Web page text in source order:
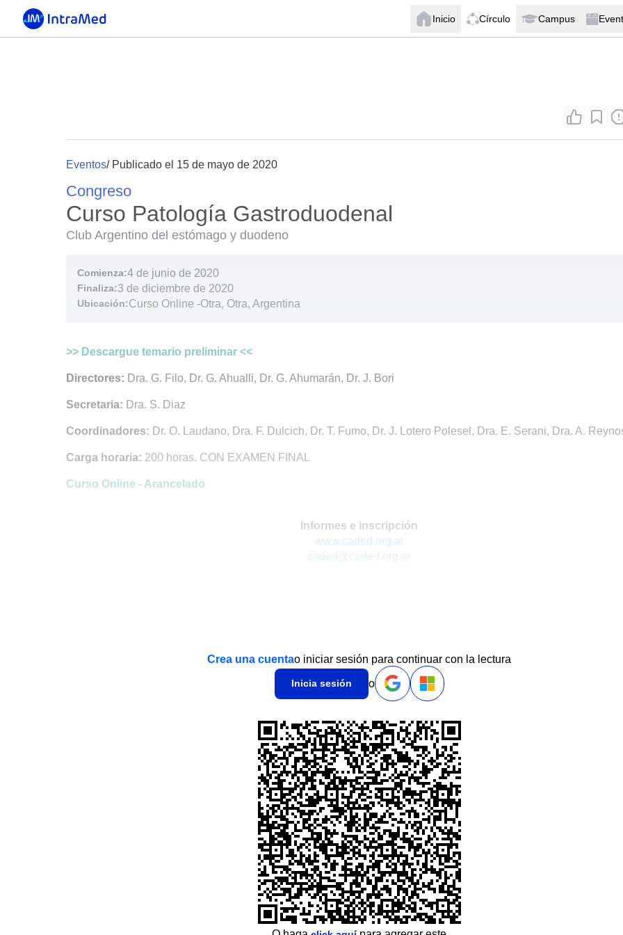
Inicio Círculo Campus
Eventos/ Publicado el 15 de mayo de 2020
Congreso
Curso Patología Gastroduodenal
Club Argentino del estómago y duodeno
Comienza:4 de junio de 2020
Finaliza:3 de diciembre de 2020
Ubicación:Curso Online -Otra, Otra, Argentina
>> Descargue temario preliminar <<
Directores: Dra. G. Filo, Dr. G. Ahualli, Dr. G. Ahumarán, Dr. J. Bori
Secretaria: Dra. S. Diaz
Coordinadores: Dr. O. Laudano, Dra. F. Dulcich, Dr. T. Fumo, Dr. J. Lotero Polesel, Dra. E. Sera­ni, Dra. A.
Carga horaria: 200 horas. CON EXAMEN FINAL
Curso Online - Arancelado
Informes e inscripción
www.caded.org.ar
caded@caded.org.ar
Crea una cuentao iniciar sesión para continuar con la lectura
Inicia sesión o